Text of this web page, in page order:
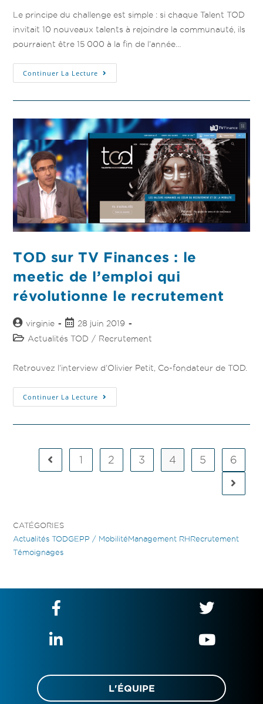
Le principe du challenge est simple : si chaque Talent TOD
invitait 10 nouveaux talents à rejoindre la communauté, ils
pourraient être 15 000 à la fin de l’année…
Continuer La Lecture
TOD sur TV Finances : le
meetic de l’emploi qui
révolutionne le recrutement
virginie
28 juin 2019
Actualités TOD / Recrutement
Retrouvez l’interview d’Olivier Petit, Co-fondateur de TOD.
Continuer La Lecture
1 2 3 4 5 6
CATÉGORIES
Actualités TODGEPP / MobilitéManagement RHRecrutement
Témoignages
L'ÉQUIPE